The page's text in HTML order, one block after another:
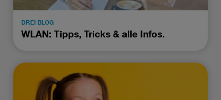
DREI BLOG
WLAN: Tipps, Tricks & alle Infos.